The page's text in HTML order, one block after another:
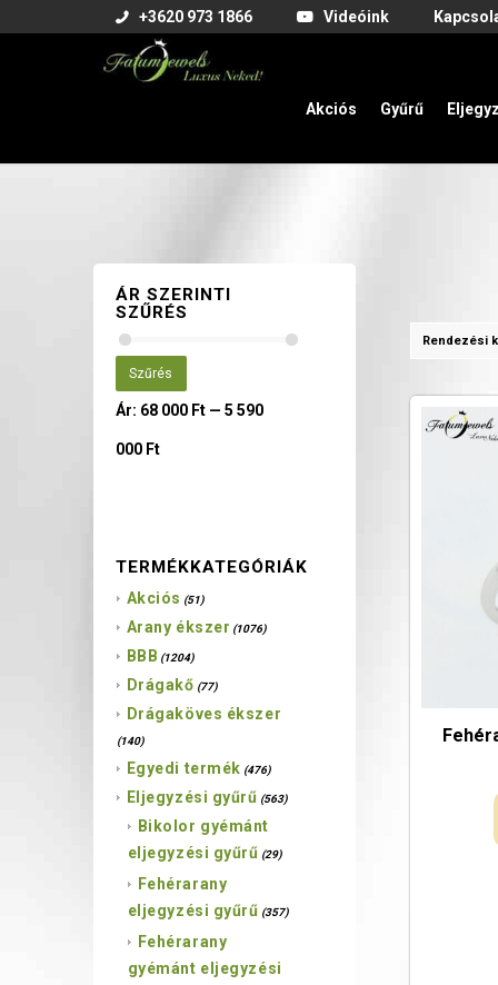
+3620 973 1866 Videóink
Akciós Gyűrű
Rendezési
ÁR SZERINTI
SZŰRÉS
Szűrés
Ár: 68 000 Ft— 5 590
000 Ft
TERMÉKKATEGÓRIÁK
Akciós (51)
Arany ékszer (1076)
BBB (1204)
Drágakő (77)
Drágaköves ékszer
(140)
Egyedi termék (476)
Eljegyzési gyűrű (563)
Bikolor gyémánt
eljegyzési gyűrű (29)
Fehérarany
eljegyzési gyűrű (357)
Fehérarany
gyémánt eljegyzési